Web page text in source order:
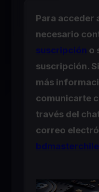
Para acceder
necesario
suscripción o
suscripción.
más
comunicarte
través del
correo